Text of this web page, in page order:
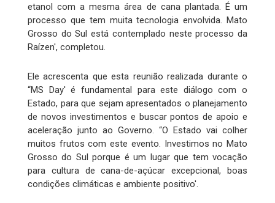
etanol com a mesma área de cana plantada. É um
processo que tem muita tecnologia envolvida. Mato
Grosso do Sul está contemplado neste processo da
Raízen', completou.
Ele acrescenta que esta reunião realizada durante o
“MS Day' é fundamental para este diálogo com o
Estado, para que sejam apresentados o planejamento
de novos investimentos e buscar pontos de apoio e
aceleração junto ao Governo. “O Estado vai colher
muitos frutos com este evento. Investimos no Mato
Grosso do Sul porque é um lugar que tem vocação
para cultura de cana-de-açúcar excepcional, boas
condições climáticas e ambiente positivo'.